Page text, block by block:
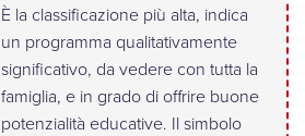
È la classificazione più alta, indica
un programma qualitativamente
significativo, da vedere con tutta la
famiglia, e in grado di offrire buone
potenzialità educative. Il simbolo